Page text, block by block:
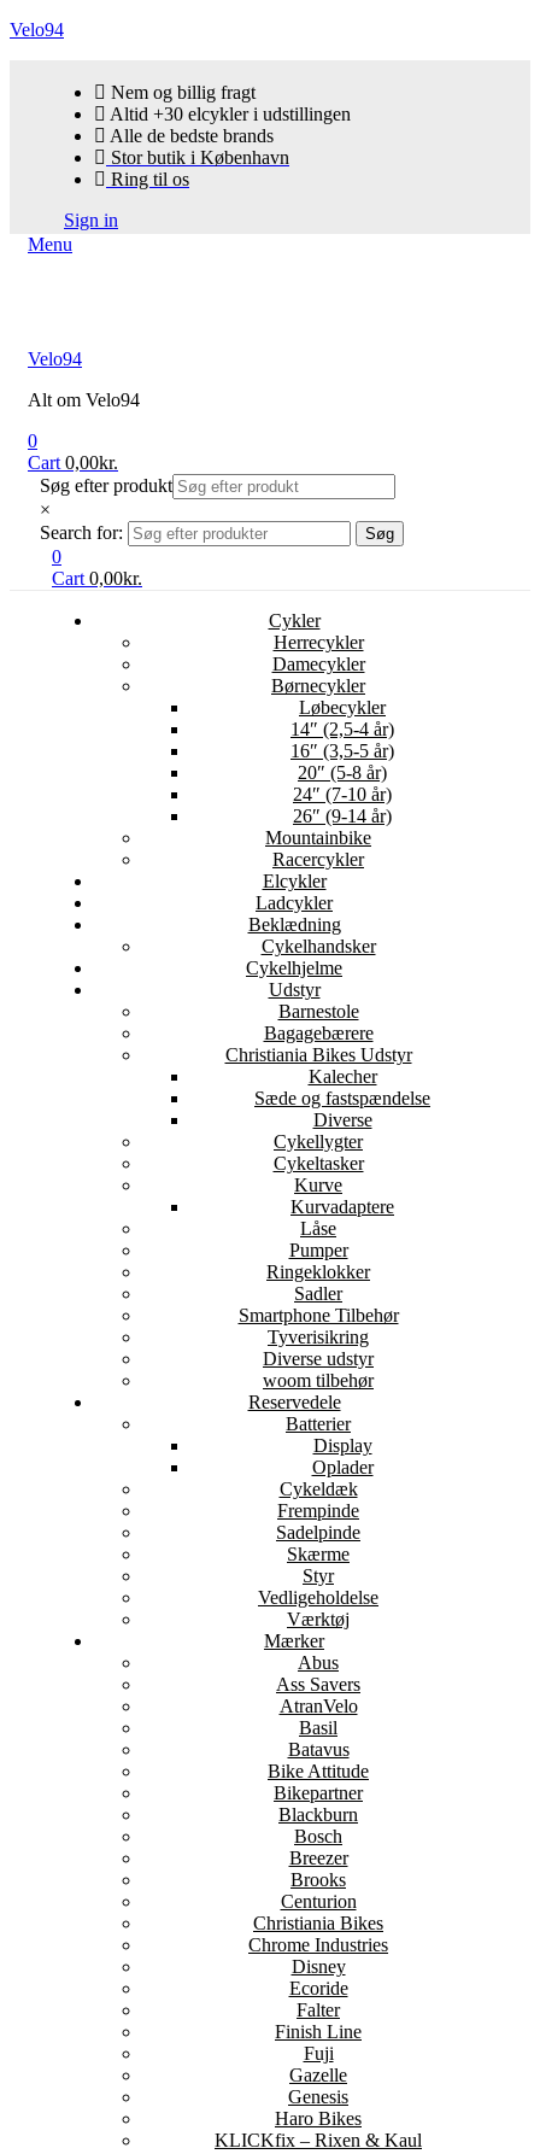
Velo94
Nem og billig fragt
Altid +30 elcykler i udstillingen
Alle de bedste brands
Stor butik i København
Ring til os
Sign in
Menu
Velo94
Alt om Velo94
0
Cart 0,00kr.
Søg efter produkt
×
Search for:
Søg
0
Cart 0,00kr.
Cykler
Herrecykler
Damecykler
Børnecykler
Løbecykler
14″ (2,5-4 år)
16″ (3,5-5 år)
20″ (5-8 år)
24″ (7-10 år)
26″ (9-14 år)
Mountainbike
Racercykler
Elcykler
Ladcykler
Beklædning
Cykelhandsker
Cykelhjelme
Udstyr
Barnestole
Bagagebærere
Christiania Bikes Udstyr
Kalecher
Sæde og fastspændelse
Diverse
Cykellygter
Cykeltasker
Kurve
Kurvadaptere
Låse
Pumper
Ringeklokker
Sadler
Smartphone Tilbehør
Tyverisikring
Diverse udstyr
woom tilbehør
Reservedele
Batterier
Display
Oplader
Cykeldæk
Frempinde
Sadelpinde
Skærme
Styr
Vedligeholdelse
Værktøj
Mærker
Abus
Ass Savers
AtranVelo
Basil
Batavus
Bike Attitude
Bikepartner
Blackburn
Bosch
Breezer
Brooks
Centurion
Christiania Bikes
Chrome Industries
Disney
Ecoride
Falter
Finish Line
Fuji
Gazelle
Genesis
Haro Bikes
KLICKfix – Rixen & Kaul